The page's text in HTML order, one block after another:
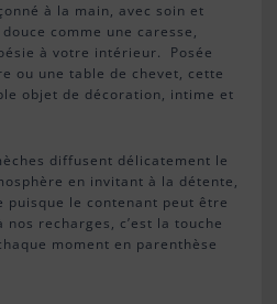
à la main, avec soin et
comme une caresse,
à votre intérieur. Posée
ou une table de chevet, cette
objet de décoration, intime et
diffusent délicatement le
en invitant à la détente,
puisque le contenant peut être
recharges, c’est la touche
moment en parenthèse